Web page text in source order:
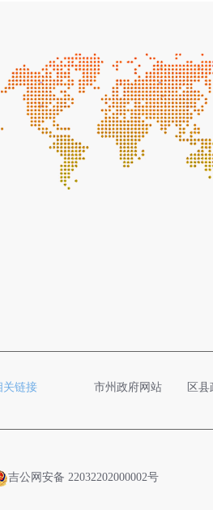
关链接 市州政府网站 区
吉公网安备 22032202000002号